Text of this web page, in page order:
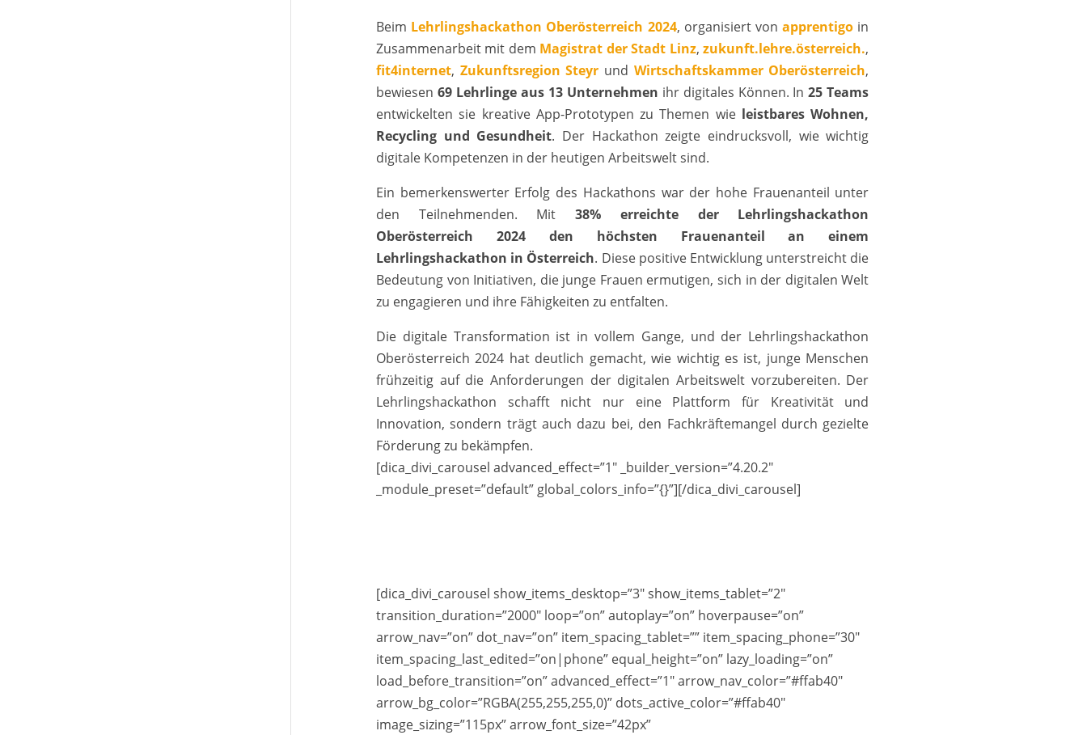
Beim Lehrlingshackathon Oberösterreich 2024, organisiert vonapprentigo in
Zusammenarbeit mit dem Magistrat der Stadt Linz,zukunft.lehre.österreich.,
fit4internet, Zukunftsregion Steyr und Wirtschaftskammer Oberösterreich,
bewiesen 69 Lehrlinge aus 13 Unternehmen ihr digitales Können. In25 Teams
entwickelten sie kreative App-Prototypen zu Themen wie leistbares Wohnen,
Recycling und Gesundheit. Der Hackathon zeigte eindrucksvoll, wie wichtig
digitale Kompetenzen in der heutigen Arbeitswelt sind.
Ein bemerkenswerter Erfolg des Hackathons war der hohe Frauenanteil unter
den Teilnehmenden. Mit38% erreichte der Lehrlingshackathon
Oberösterreich 2024 den höchsten Frauenanteil an einem
Lehrlingshackathon in Österreich. Diese positive Entwicklung unterstreicht die
Bedeutung von Initiativen, die junge Frauen ermutigen, sich in der digitalen Welt
zu engagieren und ihre Fähigkeiten zu entfalten.
Die digitale Transformation ist in vollem Gange, und der Lehrlingshackathon
Oberösterreich 2024 hat deutlich gemacht, wie wichtig es ist, junge Menschen
frühzeitig auf die Anforderungen der digitalen Arbeitswelt vorzubereiten. Der
Lehrlingshackathon schafft nicht nur eine Plattform für Kreativität und
Innovation, sondern trägt auch dazu bei, den Fachkräftemangel durch gezielte
Förderung zu bekämpfen.
[dica_divi_carousel advanced_effect=”1″ _builder_version=”4.20.2″
_module_preset=”default” global_colors_info=”{}”][/dica_divi_carousel]
[dica_divi_carousel show_items_desktop=”3″ show_items_tablet=”2″
transition_duration=”2000″ loop=”on” autoplay=”on” hoverpause=”on”
arrow_nav=”on” dot_nav=”on” item_spacing_tablet=”” item_spacing_phone=”30″
item_spacing_last_edited=”on|phone” equal_height=”on” lazy_loading=”on”
load_before_transition=”on” advanced_effect=”1″ arrow_nav_color=”#ffab40″
arrow_bg_color=”RGBA(255,255,255,0)” dots_active_color=”#ffab40″
image_sizing=”115px” arrow_font_size=”42px”